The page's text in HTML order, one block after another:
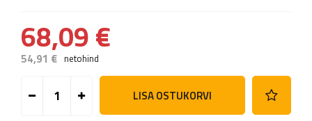
68,09 €
54,91 € netohind
LISA OSTUKORVI